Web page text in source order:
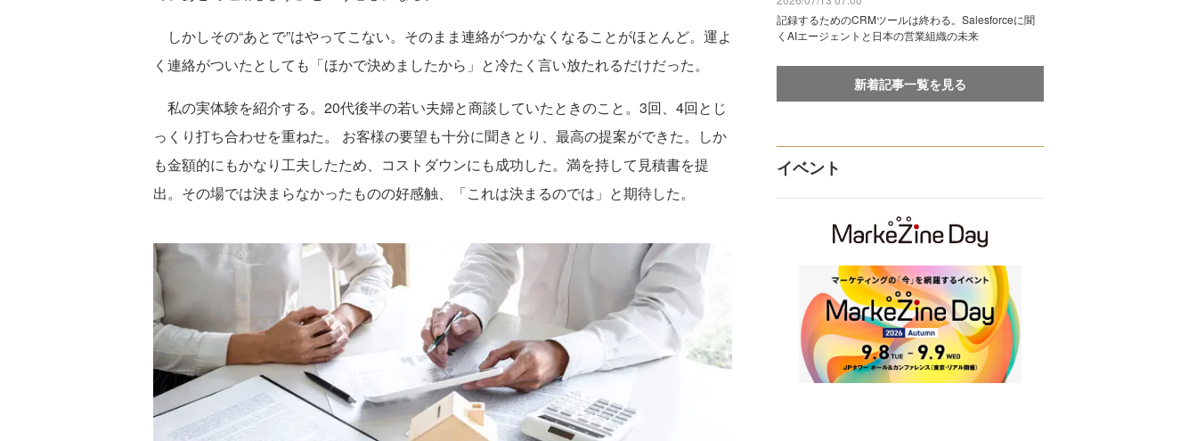
しかしその“あとで”はやってこない。そのまま連絡がつかなくなることがほとんど。運よ
く連絡がついたとしても「ほかで決めましたから」と冷たく言い放たれるだけだった。
私の実体験を紹介する。20代後半の若い夫婦と商談していたときのこと。3回、4回とじ
っくり打ち合わせを重ねた。 お客様の要望も十分に聞きとり、最高の提案ができた。しか
も金額的にもかなり工夫したため、コストダウンにも成功した。満を持して見積書を提
出。その場では決まらなかったものの好感触、「これは決まるのでは」と期待した。
記録するためのCRMツールは終わる。Salesforceに聞
くAIエージェントと日本の営業組織の未来
新着記事一覧を見る
イベント